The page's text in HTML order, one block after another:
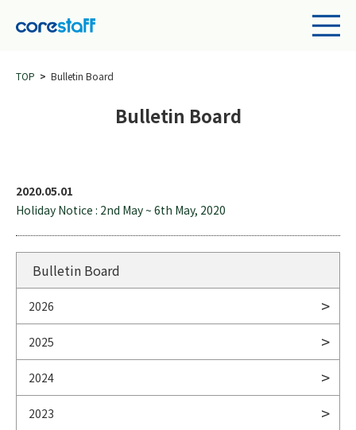
TOP Bulletin Board
Bulletin Board
2020.05.01
Holiday Notice : 2nd May ~ 6th May, 2020
Bulletin Board
2026
2025
2024
2023